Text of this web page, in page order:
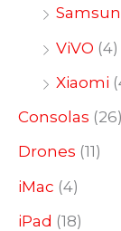
ViVO (4)
Xiaomi
Consolas (26)
Drones (11)
iMac (4)
iPad (18)